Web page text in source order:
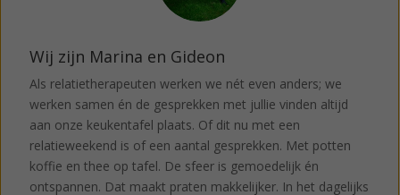
Wij zijn Marina en Gideon
Als relatietherapeuten werken we nét even anders; we
werken samen én de gesprekken met jullie vinden altijd
aan onze keukentafel plaats. Of dit nu met een
relatieweekend is of een aantal gesprekken. Met potten
koffie en thee op tafel. De sfeer is gemoedelijk én
ontspannen. Dat maakt praten makkelijker. In het dagelijks